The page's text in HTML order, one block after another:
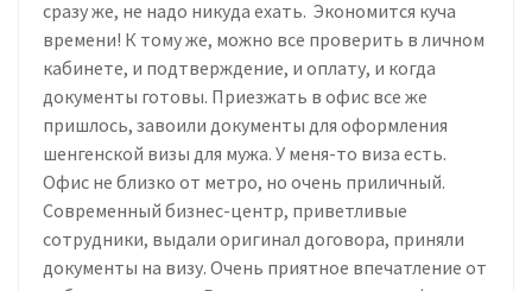
сразу же, не надо никуда ехать. Экономится куча
времени! К тому же, можно все проверить в личном
кабинете, и подтверждение, и оплату, и когда
документы готовы. Приезжать в офис все же
пришлось, завоили документы для оформления
шенгенской визы для мужа. У меня-то виза есть.
Офис не близко от метро, но очень приличный.
Современный бизнес-центр, приветливые
сотрудники, выдали оригинал договора, приняли
документы на визу. Очень приятное впечатление от